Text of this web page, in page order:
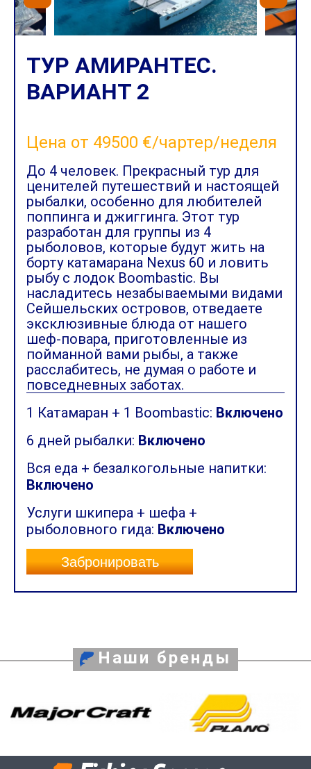
ТУР АМИРАНТЕС.
ВАРИАНТ 2
Цена от 49500 €/чартер/неделя
До 4 человек. Прекрасный тур для
ценителей путешествий и настоящей
рыбалки, особенно для любителей
поппинга и джиггинга. Этот тур
разработан для группы из 4
рыболовов, которые будут жить на
борту катамарана Nexus 60 и ловить
рыбу с лодок Boombastic. Вы
насладитесь незабываемыми видами
Сейшельских островов, отведаете
эксклюзивные блюда от нашего
шеф-повара, приготовленные из
пойманной вами рыбы, а также
расслабитесь, не думая о работе и
повседневных заботах.
1 Катамаран + 1 Boombastic: Включено
6 дней рыбалки: Включено
Вся еда + безалкогольные напитки:
Включено
Услуги шкипера + шефа +
рыболовного гида: Включено
Забронировать
Наши бренды